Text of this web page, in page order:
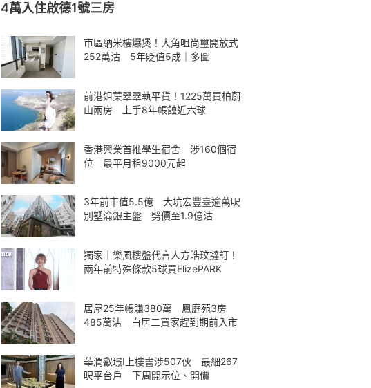
4萬入住啟德1號三房
市區納米樓爆煲！大角咀尚璽開放式
252萬沽 5年貶值5成｜多圖
前港姐葉翠翠執平貨！1225萬買柏蔚
山兩房 上手8年帳蝕近六球
香港興業首推學生宿舍 涉160個宿
位 最平月租9000元起
3年前市值5.5億 大坑宏豐臺逾萬呎
別墅淪銀主盤 劈價至1.9億沽
獨家｜樂風樓盤代言人方皓玟撻訂！
兩年前特殊條款5球買ElizePARK
居屋25年帳賺380萬 鳳庭苑3房
485萬沽 白居二買家趕到期前入市
華潤叡璟I上樓書涉507伙 最細267
呎平台戶 下周開示位、開價